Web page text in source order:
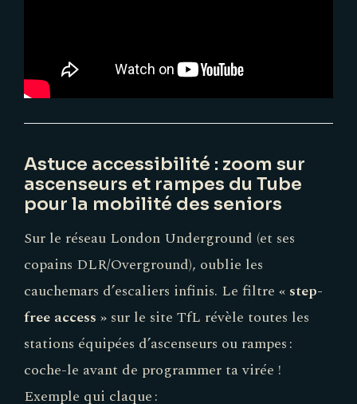
Astuce accessibilité : zoom sur
ascenseurs et rampes du Tube
pour la mobilité des seniors
Sur le réseau London Underground (et ses
copains DLR/Overground), oublie les
cauchemars d’escaliers infinis. Le filtre « step-
free access » sur le site TfL révèle toutes les
stations équipées d’ascenseurs ou rampes :
coche-le avant de programmer ta virée !
Exemple qui claque :